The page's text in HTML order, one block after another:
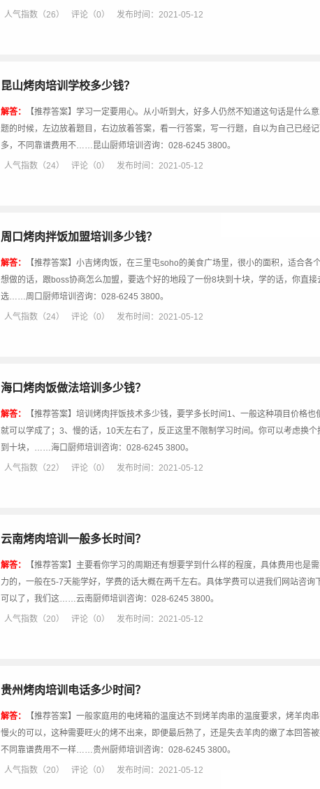
人气指数（26） 评论（0） 发布时间：2021-05-12
昆山烤肉培训学校多少钱？
解答：
【推荐答案】学习一定要用心。从小听到大，好多人仍然不知道这句话是什么
题的时候，左边放着题目，右边放着答案，看一行答案，写一行题，自以为自己已经
多，不同靠谱费用不……昆山厨师培训咨询：028-6245 3800。
人气指数（24） 评论（0） 发布时间：2021-05-12
周口烤肉拌饭加盟培训多少钱？
解答：
【推荐答案】小吉烤肉饭，在三里屯soho的美食广场里，很小的面积，适合各
想做的话，跟boss协商怎么加盟，要选个好的地段了一份8块到十块，学的话，你直
选……周口厨师培训咨询：028-6245 3800。
人气指数（24） 评论（0） 发布时间：2021-05-12
海口烤肉饭做法培训多少钱？
解答：
【推荐答案】培训烤肉拌饭技术多少钱，要学多长时间1、一般这种項目价格
就可以学成了；3、慢的话，10天左右了，反正这里不限制学习时间。你可以考虑换
到十块，……海口厨师培训咨询：028-6245 3800。
人气指数（22） 评论（0） 发布时间：2021-05-12
云南烤肉培训一般多长时间？
解答：
【推荐答案】主要看你学习的周期还有想要学到什么样的程度，具体费用也是
力的，一般在5-7天能学好，学费的话大概在两千左右。具体学费可以进我们网站咨
可以了，我们这……云南厨师培训咨询：028-6245 3800。
人气指数（20） 评论（0） 发布时间：2021-05-12
贵州烤肉培训电话多少时间？
解答：
【推荐答案】一般家庭用的电烤箱的温度达不到烤羊肉串的温度要求，烤羊肉
慢火的可以，这种需要旺火的烤不出来，即便最后熟了，还是失去羊肉的嫩了本回答
不同靠谱费用不一样……贵州厨师培训咨询：028-6245 3800。
人气指数（20） 评论（0） 发布时间：2021-05-12